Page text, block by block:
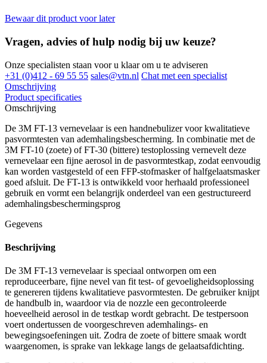
Bewaar dit product voor later
Vragen, advies of hulp nodig bij uw keuze?
Onze specialisten staan voor u klaar om u te adviseren
+31 (0)412 - 69 55 55 sales@vtn.nl Chat met een specialist
Omschrijving
Product specificaties
Omschrijving
De 3M FT-13 vernevelaar is een handnebulizer voor kwalitatieve
pasvormtesten van ademhalingsbescherming. In combinatie met de
3M FT-10 (zoete) of FT-30 (bittere) testoplossing vernevelt deze
vernevelaar een fijne aerosol in de pasvormtestkap, zodat eenvoudig
kan worden vastgesteld of een FFP-stofmasker of halfgelaatsmasker
goed afsluit. De FT-13 is ontwikkeld voor herhaald professioneel
gebruik en vormt een belangrijk onderdeel van een gestructureerd
ademhalingsbeschermingsprog
Gegevens
Beschrijving
De 3M FT-13 vernevelaar is speciaal ontworpen om een
reproduceerbare, fijne nevel van fit test- of gevoeligheidsoplossing
te genereren tijdens kwalitatieve pasvormtesten. De gebruiker knijpt
de handbulb in, waardoor via de nozzle een gecontroleerde
hoeveelheid aerosol in de testkap wordt gebracht. De testpersoon
voert ondertussen de voorgeschreven ademhalings- en
bewegingsoefeningen uit. Zodra de zoete of bittere smaak wordt
waargenomen, is sprake van lekkage langs de gelaatsafdichting.